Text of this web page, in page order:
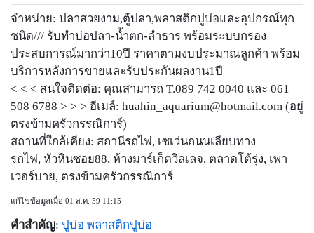
จำหน่าย: ปลาสวยงาม,ตู้ปลา,พลาสติกปูบ่อและอุปกรณ์ทุก
ชนิด/// รับทำบ่อปลา-น้ำตก-ลำธาร พร้อมระบบกรอง
ประสบการณ์มากว่า10ปี ราคาตามงบประมาณลูกค้า พร้อม
บริการหลังการขายและรับประกันผลงาน1ปี
< < < สนใจติดต่อ: คุณสามารถ T.089 742 0040 และ 061
508 6788 > > > อีเมล์: huahin_aquarium@hotmail.com (อยู่
ตรงข้ามครัวกรรณิการ์)
สถานที่ใกล้เคียง: สถานีรถไฟ, เซเว่นถนนเลียบทาง
รถไฟ, หัวหินซอย88, ห้างมาร์เก็ตวิลเลจ, ตลาดโต้รุ่ง, เพา
เวอร์บาย, ตรงข้ามครัวกรรณิการ์
แก้ไขข้อมูลเมื่อ 01 ส.ค. 59 11:15
คำสำคัญ: ปูบ่อ พลาสติกปูบ่อ